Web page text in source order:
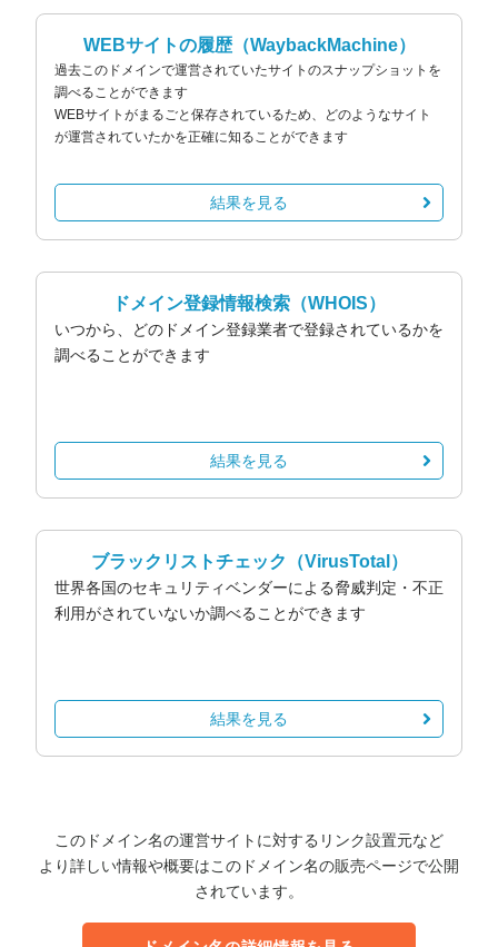
WEBサイトの履歴（WaybackMachine）
過去このドメインで運営されていたサイトのスナップショットを
調べることができます
WEBサイトがまるごと保存されているため、どのようなサイト
が運営されていたかを正確に知ることができます
結果を見る
ドメイン登録情報検索 （WHOIS）
いつから、どのドメイン登録業者で登録されているかを
調べることができます
結果を見る
ブラックリストチェック （VirusTotal）
世界各国のセキュリティベンダーによる脅威判定・不正
利用がされていないか調べることができます
結果を見る
このドメイン名の運営サイトに対するリンク設置元など
より詳しい情報や概要はこのドメイン名の販売ページで公開
されています。